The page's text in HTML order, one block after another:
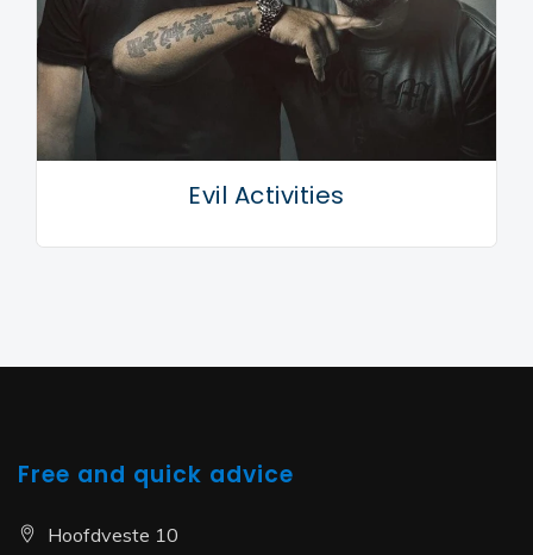
Evil Activities
Free and quick advice
Hoofdveste 10